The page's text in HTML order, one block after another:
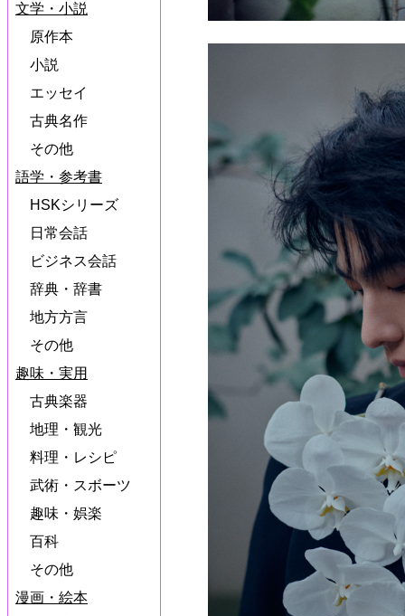
文学・小説
原作本
小説
エッセイ
古典名作
その他
語学・参考書
HSKシリーズ
日常会話
ビジネス会話
辞典・辞書
地方方言
その他
趣味・実用
古典楽器
地理・観光
料理・レシピ
武術・スボーツ
趣味・娯楽
百科
その他
漫画・絵本